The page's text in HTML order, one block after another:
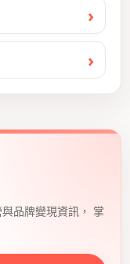
品牌變現資訊， 掌